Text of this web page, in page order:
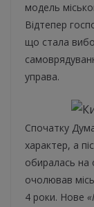
модель
Відтепер
що стала
управа.
Спочатку
характер, а
обиралась на
очолював
4 роки. Нове